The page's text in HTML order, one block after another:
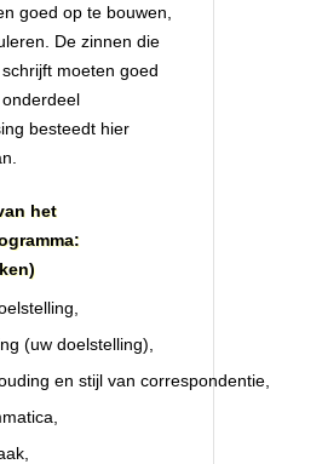
goed op te bouwen,
De zinnen die
moeten goed
besteedt hier
het
(uw doelstelling),
en stijl van correspondentie,